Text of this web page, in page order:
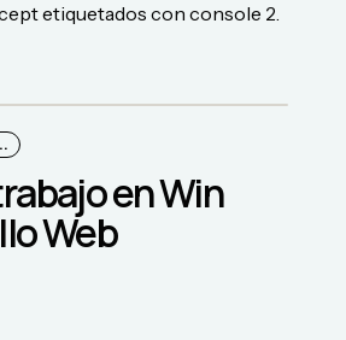
etiquetados con console 2.
en Win
Web